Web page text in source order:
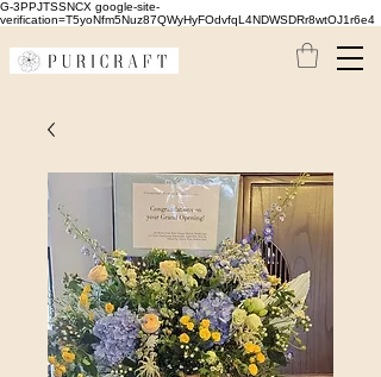
G-3PPJTSSNCX google-site-
verification=T5yoNfm5Nuz87QWyHyFOdvfqL4NDWSDRr8wtOJ1r6e4